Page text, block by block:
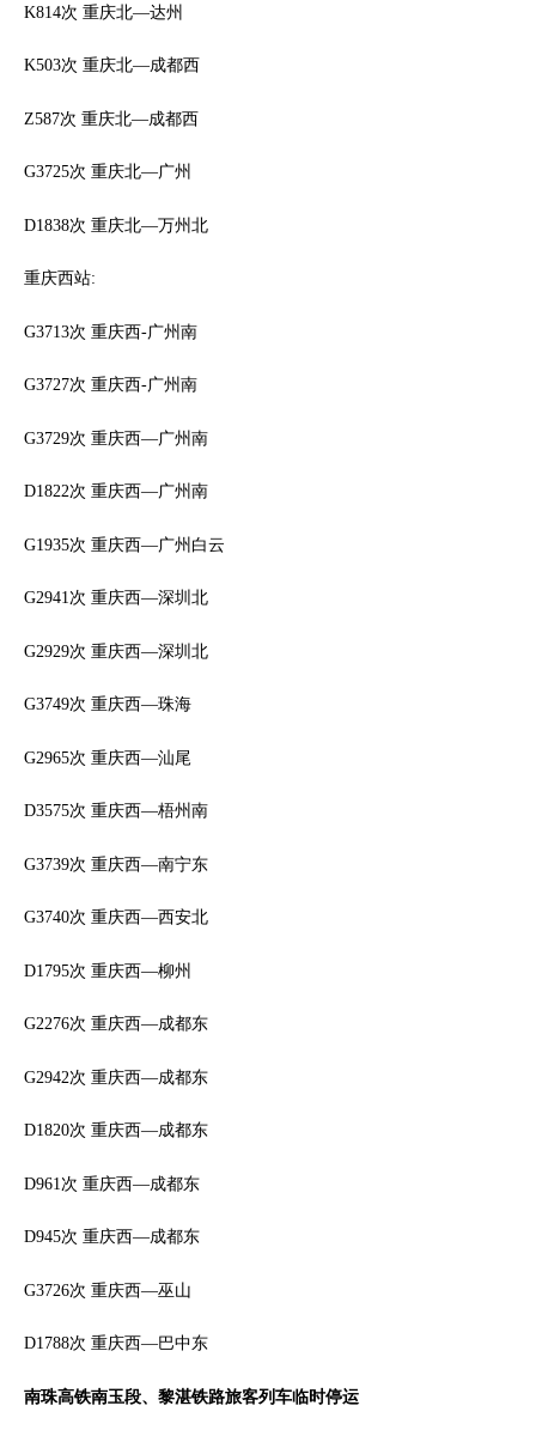
K814次 重庆北—达州
K503次 重庆北—成都西
Z587次 重庆北—成都西
G3725次 重庆北—广州
D1838次 重庆北—万州北
重庆西站:
G3713次 重庆西-广州南
G3727次 重庆西-广州南
G3729次 重庆西—广州南
D1822次 重庆西—广州南
G1935次 重庆西—广州白云
G2941次 重庆西—深圳北
G2929次 重庆西—深圳北
G3749次 重庆西—珠海
G2965次 重庆西—汕尾
D3575次 重庆西—梧州南
G3739次 重庆西—南宁东
G3740次 重庆西—西安北
D1795次 重庆西—柳州
G2276次 重庆西—成都东
G2942次 重庆西—成都东
D1820次 重庆西—成都东
D961次 重庆西—成都东
D945次 重庆西—成都东
G3726次 重庆西—巫山
D1788次 重庆西—巴中东
南珠高铁南玉段、黎湛铁路旅客列车临时停运